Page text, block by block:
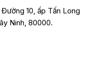
10, ấp Tấn Long
Ninh, 80000.